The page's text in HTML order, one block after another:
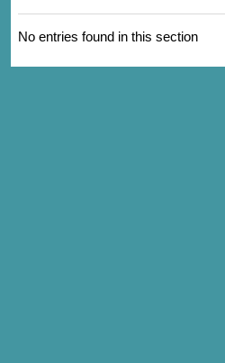
No entries found in this section